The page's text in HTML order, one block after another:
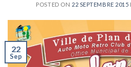
POSTED ON 22 SEPTEMBRE 2015
22
Sep